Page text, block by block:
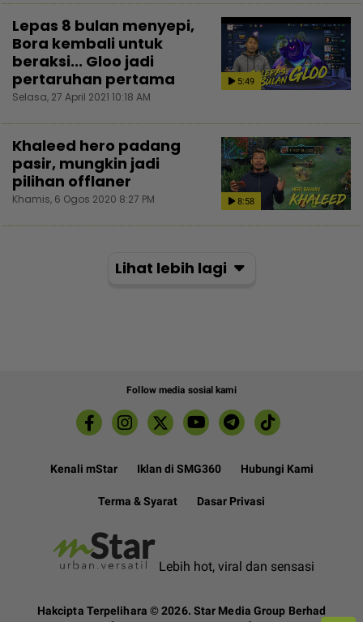
5:49
Lepas 8 bulan menyepi,
Bora kembali untuk
beraksi... Gloo jadi
pertaruhan pertama
Selasa, 27 April 2021 10:18 AM
8:58
Khaleed hero padang
pasir, mungkin jadi
pilihan offlaner
Khamis, 6 Ogos 2020 8:27 PM
Lihat lebih lagi
Follow media sosial kami
Kenali mStar Iklan di SMG360 Hubungi Kami
Terma & Syarat Dasar Privasi
Lebih hot, viral dan sensasi
Hakcipta Terpelihara ©2026. Star Media Group Berhad